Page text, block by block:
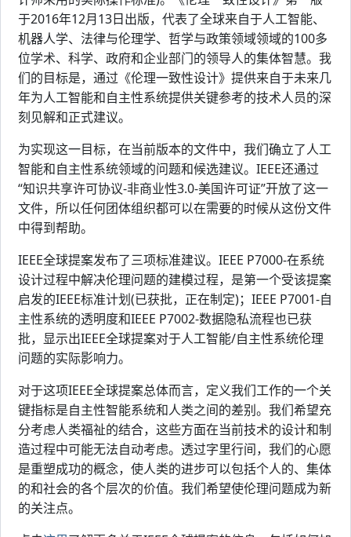
于2016年12月13日出版，代表了全球来自于人工智能、
机器人学、法律与伦理学、哲学与政策领域领域的100多
位学术、科学、政府和企业部门的领导人的集体智慧。我
们的目标是，通过《伦理一致性设计》提供来自于未来几
年为人工智能和自主性系统提供关键参考的技术人员的深
刻见解和正式建议。
为实现这一目标，在当前版本的文件中，我们确立了人工
智能和自主性系统领域的问题和候选建议。IEEE还通过
“知识共享许可协议-非商业性3.0-美国许可证”开放了这一
文件，所以任何团体组织都可以在需要的时候从这份文件
中得到帮助。
IEEE全球提案发布了三项标准建议。IEEE P7000-在系统
设计过程中解决伦理问题的建模过程，是第一个受该提案
启发的IEEE标准计划(已获批，正在制定)；IEEE P7001-自
主性系统的透明度和IEEE P7002-数据隐私流程也已获
批，显示出IEEE全球提案对于人工智能/自主性系统伦理
问题的实际影响力。
对于这项IEEE全球提案总体而言，定义我们工作的一个关
键指标是自主性智能系统和人类之间的差别。我们希望充
分考虑人类福祉的结合，这些方面在当前技术的设计和制
造过程中可能无法自动考虑。透过字里行间，我们的心愿
是重塑成功的概念，使人类的进步可以包括个人的、集体
的和社会的各个层次的价值。我们希望使伦理问题成为新
的关注点。